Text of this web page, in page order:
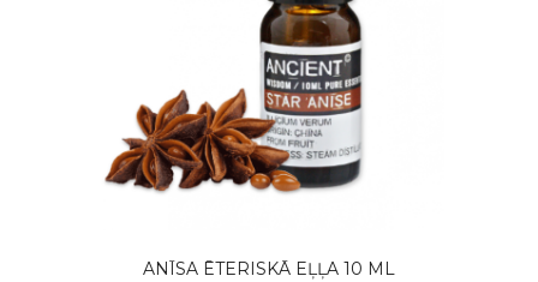
ANĪSA ĒTERISKĀ EĻĻA 10 ML